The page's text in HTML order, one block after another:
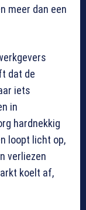
meer dan een
dat de
iets
in
hardnekkig
loopt licht op,
verliezen
koelt af,